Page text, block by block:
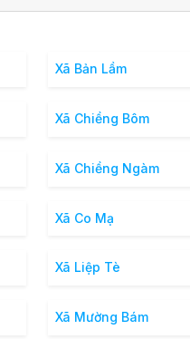
Xã Bản Lầm
Xã Chiềng Bôm
Xã Chiềng Ngàm
Xã Co Mạ
Xã Liệp Tè
Xã Mường Bám